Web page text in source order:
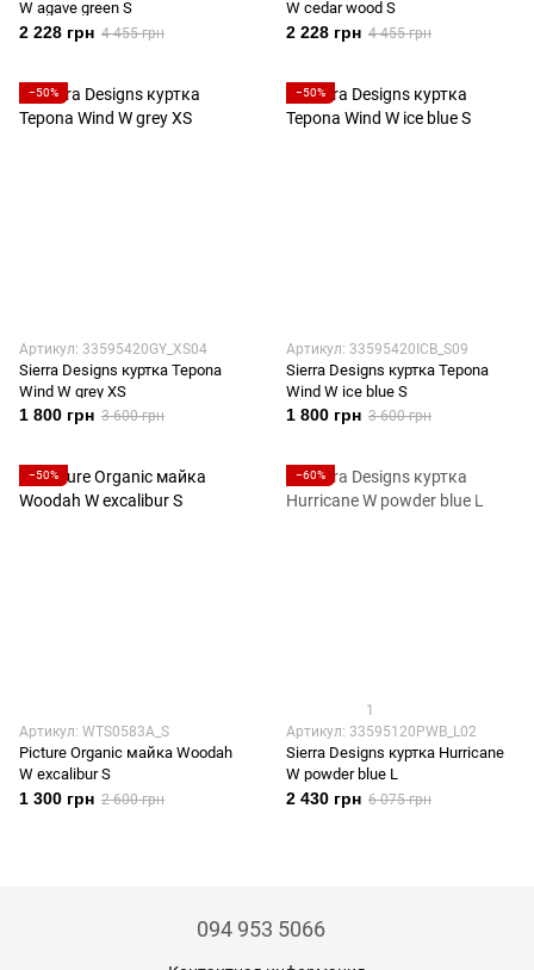
W agave green S
2 228 грн 4 455 грн
W cedar wood S
2 228 грн 4 455 грн
−50%
Артикул: 33595420GY_XS04
Sierra Designs куртка Tepona
Wind W grey XS
1 800 грн 3 600 грн
−50%
Артикул: 33595420ICB_S09
Sierra Designs куртка Tepona
Wind W ice blue S
1 800 грн 3 600 грн
−50%
Артикул: WTS0583A_S
Picture Organic майка Woodah
W excalibur S
1 300 грн 2 600 грн
−60%
1
Артикул: 33595120PWB_L02
Sierra Designs куртка Hurricane
W powder blue L
2 430 грн 6 075 грн
094 953 5066